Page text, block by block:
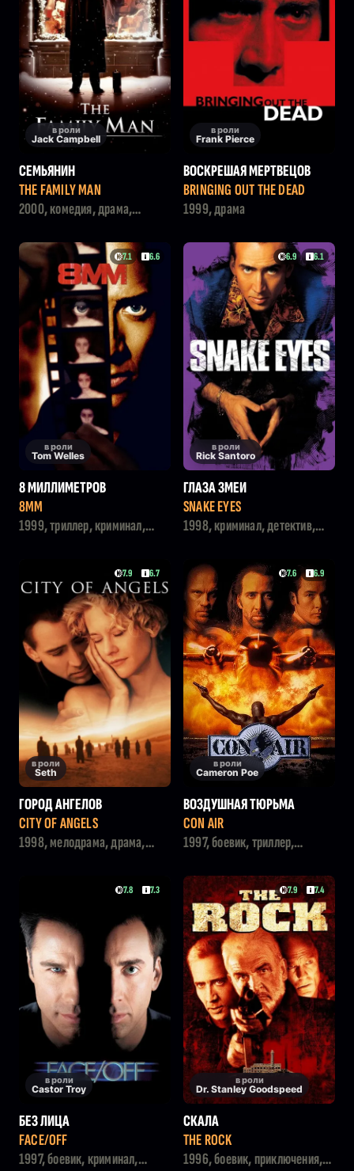
в роли
Jack Campbell
СЕМЬЯНИН
THE FAMILY MAN
2000, комедия, драма,
в роли
Frank Pierce
ВОСКРЕШАЯ МЕРТВЕЦОВ
BRINGING OUT THE DEAD
1999, драма
7.1 6.6
в роли
Tom Welles
8 МИЛЛИМЕТРОВ
8MM
1999, триллер, криминал,
6.9 6.1
в роли
Rick Santoro
ГЛАЗА ЗМЕИ
SNAKE EYES
1998, криминал, детектив,
7.9 6.7
в роли
Seth
ГОРОД АНГЕЛОВ
CITY OF ANGELS
1998, мелодрама, драма,
7.6 6.9
в роли
Cameron Poe
ВОЗДУШНАЯ ТЮРЬМА
CON AIR
1997, боевик, триллер,
7.8 7.3
в роли
Castor Troy
БЕЗ ЛИЦА
FACE/OFF
1997, боевик, криминал,
7.9 7.4
в роли
Dr. Stanley Goodspeed
СКАЛА
THE ROCK
1996, боевик, приключения,